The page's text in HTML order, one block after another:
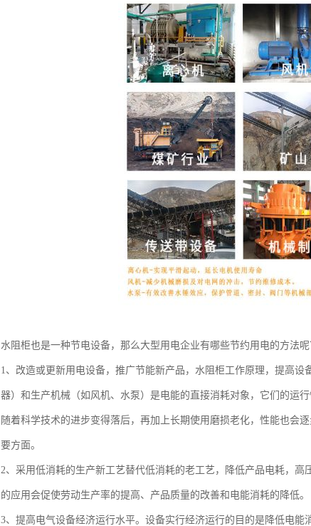
水阻柜也是一种节电设备，那么大型用电企业有哪些节约用电的方法呢
1、改造或更新用电设备，推广节能新产品，水阻柜工作原理，提高
器）和生产机械（如风机、水泵）是电能的直接消耗对象，它们的运
随着科学技术的进步变得落后，再加上长期使用磨损老化，性能也会
要方面。
2、采用低消耗的生产新工艺替代低消耗的老工艺，降低产品电耗，
的应用会促使劳动生产率的提高、产品质量的改善和电能消耗的降低。
3、提高电气设备经济运行水平。设备实行经济运行的目的是降低电